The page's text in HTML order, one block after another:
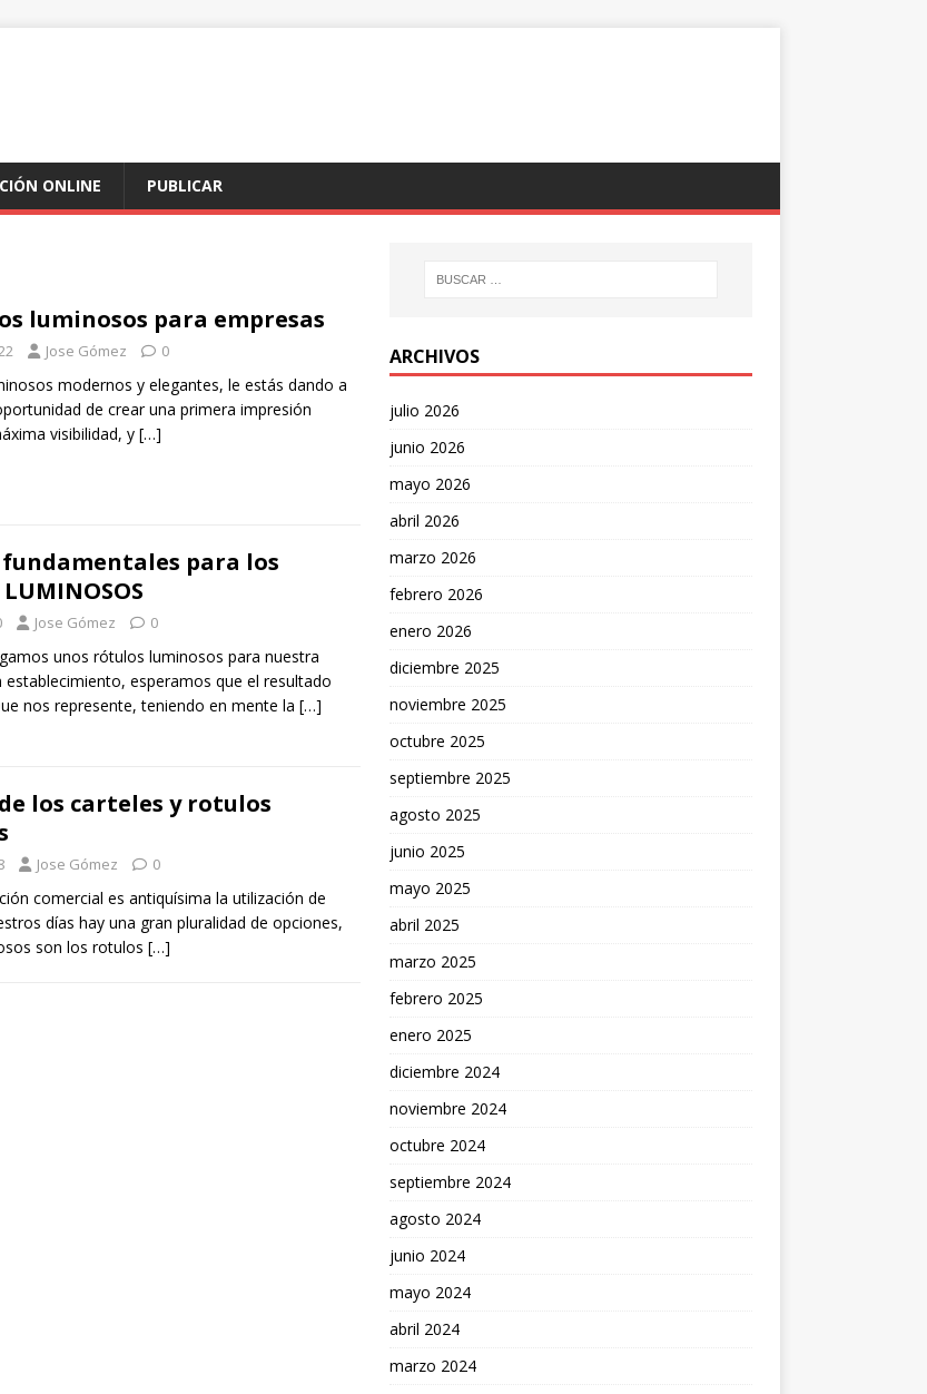
ONLINE PUBLICAR
luminosos para empresas
Jose Gómez 0
modernos y elegantes, le estás dando a
de crear una primera impresión
visibilidad, y […]
fundamentales para los
Jose Gómez 0
unos rótulos luminosos para nuestra
establecimiento, esperamos que el resultado
nos represente, teniendo en mente la […]
los carteles y rotulos
Jose Gómez 0
comercial es antiquísima la utilización de
días hay una gran pluralidad de opciones,
son los rotulos […]
ARCHIVOS
julio 2026
junio 2026
mayo 2026
abril 2026
marzo 2026
febrero 2026
enero 2026
diciembre 2025
noviembre 2025
octubre 2025
septiembre 2025
agosto 2025
junio 2025
mayo 2025
abril 2025
marzo 2025
febrero 2025
enero 2025
diciembre 2024
noviembre 2024
octubre 2024
septiembre 2024
agosto 2024
junio 2024
mayo 2024
abril 2024
marzo 2024